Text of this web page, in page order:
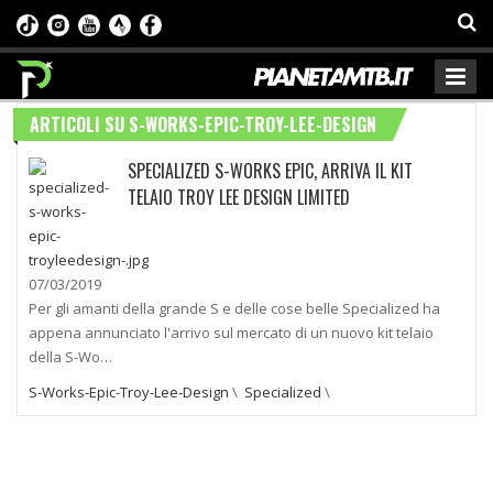
ARTICOLI SU S-WORKS-EPIC-TROY-LEE-DESIGN
SPECIALIZED S-WORKS EPIC, ARRIVA IL KIT
TELAIO TROY LEE DESIGN LIMITED
07/03/2019
Per gli amanti della grande S e delle cose belle Specialized ha
appena annunciato l'arrivo sul mercato di un nuovo kit telaio
della S-Wo…
S-Works-Epic-Troy-Lee-Design \ Specialized \